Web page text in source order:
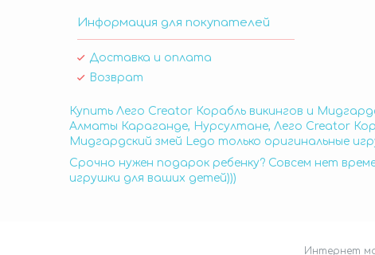
Информация для покупателей
Доставка и оплата
Возврат
Купить Лего Creator Корабль викингов и
Алматы Караганде, Нурсултане, Лего Creator
Мидгардский змей Lego только оригинальные
Срочно нужен подарок ребенку? Совсем нет
игрушки для ваших детей)))